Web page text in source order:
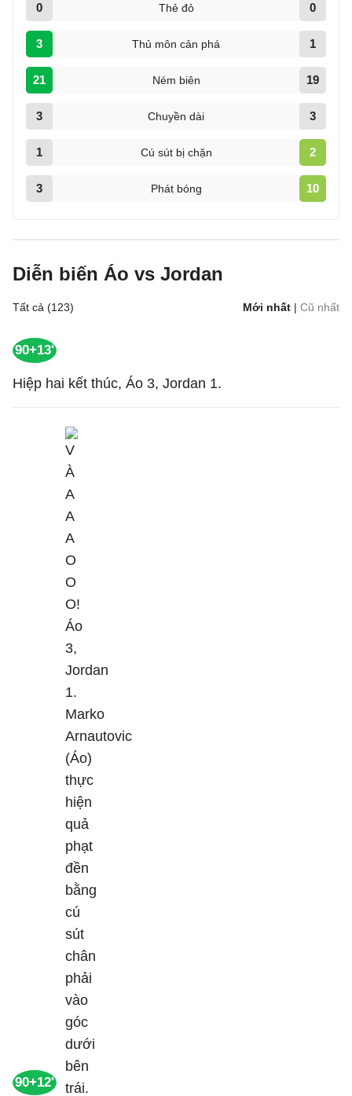
0 Thẻ đỏ 0
3 Thủ môn cản phá 1
21 Ném biên 19
3 Chuyền dài 3
1 Cú sút bị chặn 2
3 Phát bóng 10
Diễn biến Áo vs Jordan
Tất cả (123) Mới nhất | Cũ nhất
90+13'
Hiệp hai kết thúc, Áo 3, Jordan 1.
90+12'